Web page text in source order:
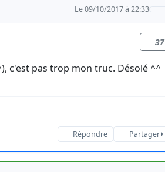
Le 09/10/2017 à 22:33
37
c'est pas trop mon truc. Désolé ^^
Répondre Partager